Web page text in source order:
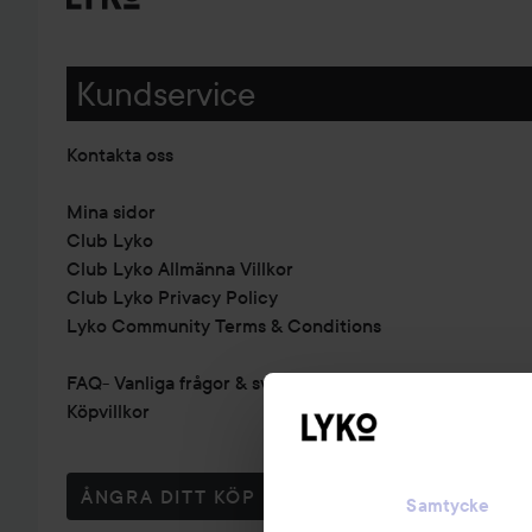
Samtycke
Kundservice
Kontakta oss
Mina sidor
Club Lyko
Club Lyko Allmänna Villkor
Club Lyko Privacy Policy
Lyko Community Terms & Conditions
FAQ- Vanliga frågor & svar
Köpvillkor
ÅNGRA DITT KÖP